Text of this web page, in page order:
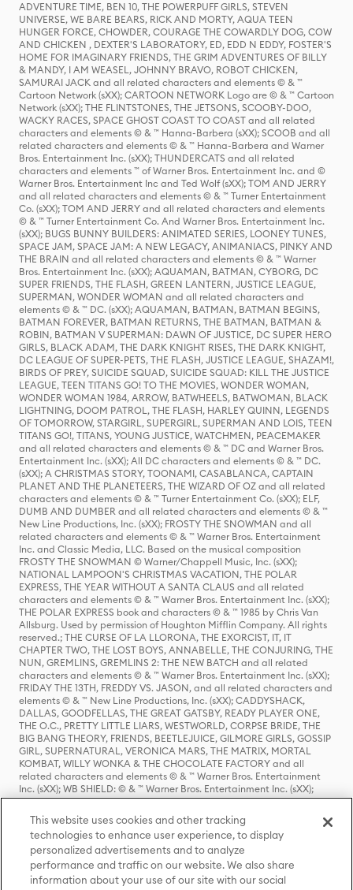
ADVENTURE TIME, BEN 10, THE POWERPUFF GIRLS, STEVEN
UNIVERSE, WE BARE BEARS, RICK AND MORTY, AQUA TEEN
HUNGER FORCE, CHOWDER, COURAGE THE COWARDLY DOG, COW
AND CHICKEN , DEXTER'S LABORATORY, ED, EDD N EDDY, FOSTER'S
HOME FOR IMAGINARY FRIENDS, THE GRIM ADVENTURES OF BILLY
& MANDY, I AM WEASEL, JOHNNY BRAVO, ROBOT CHICKEN,
SAMURAI JACK and all related characters and elements © & ™
Cartoon Network (sXX); CARTOON NETWORK Logo are © & ™ Cartoon
Network (sXX); THE FLINTSTONES, THE JETSONS, SCOOBY-DOO,
WACKY RACES, SPACE GHOST COAST TO COAST and all related
characters and elements © & ™ Hanna-Barbera (sXX); SCOOB and all
related characters and elements © & ™ Hanna-Barbera and Warner
Bros. Entertainment Inc. (sXX); THUNDERCATS and all related
characters and elements ™ of Warner Bros. Entertainment Inc. and ©
Warner Bros. Entertainment Inc and Ted Wolf (sXX); TOM AND JERRY
and all related characters and elements © & ™ Turner Entertainment
Co. (sXX); TOM AND JERRY and all related characters and elements
© & ™ Turner Entertainment Co. And Warner Bros. Entertainment Inc.
(sXX); BUGS BUNNY BUILDERS: ANIMATED SERIES, LOONEY TUNES,
SPACE JAM, SPACE JAM: A NEW LEGACY, ANIMANIACS, PINKY AND
THE BRAIN and all related characters and elements © & ™ Warner
Bros. Entertainment Inc. (sXX); AQUAMAN, BATMAN, CYBORG, DC
SUPER FRIENDS, THE FLASH, GREEN LANTERN, JUSTICE LEAGUE,
SUPERMAN, WONDER WOMAN and all related characters and
elements © & ™ DC. (sXX); AQUAMAN, BATMAN, BATMAN BEGINS,
BATMAN FOREVER, BATMAN RETURNS, THE BATMAN, BATMAN &
ROBIN, BATMAN V SUPERMAN: DAWN OF JUSTICE, DC SUPER HERO
GIRLS, BLACK ADAM, THE DARK KNIGHT RISES, THE DARK KNIGHT,
DC LEAGUE OF SUPER-PETS, THE FLASH, JUSTICE LEAGUE, SHAZAM!,
BIRDS OF PREY, SUICIDE SQUAD, SUICIDE SQUAD: KILL THE JUSTICE
LEAGUE, TEEN TITANS GO! TO THE MOVIES, WONDER WOMAN,
WONDER WOMAN 1984, ARROW, BATWHEELS, BATWOMAN, BLACK
LIGHTNING, DOOM PATROL, THE FLASH, HARLEY QUINN, LEGENDS
OF TOMORROW, STARGIRL, SUPERGIRL, SUPERMAN AND LOIS, TEEN
TITANS GO!, TITANS, YOUNG JUSTICE, WATCHMEN, PEACEMAKER
and all related characters and elements © & ™ DC and Warner Bros.
Entertainment Inc. (sXX); All DC characters and elements © & ™ DC.
(sXX); A CHRISTMAS STORY, TOONAMI, CASABLANCA, CAPTAIN
PLANET AND THE PLANETEERS, THE WIZARD OF OZ and all related
characters and elements © & ™ Turner Entertainment Co. (sXX); ELF,
DUMB AND DUMBER and all related characters and elements © & ™
New Line Productions, Inc. (sXX); FROSTY THE SNOWMAN and all
related characters and elements © & ™ Warner Bros. Entertainment
Inc. and Classic Media, LLC. Based on the musical composition
FROSTY THE SNOWMAN © Warner/Chappell Music, Inc. (sXX);
NATIONAL LAMPOON'S CHRISTMAS VACATION, THE POLAR
EXPRESS, THE YEAR WITHOUT A SANTA CLAUS and all related
characters and elements © & ™ Warner Bros. Entertainment Inc. (sXX);
THE POLAR EXPRESS book and characters © & ™ 1985 by Chris Van
Allsburg. Used by permission of Houghton Mifflin Company. All rights
reserved.; THE CURSE OF LA LLORONA, THE EXORCIST, IT, IT
CHAPTER TWO, THE LOST BOYS, ANNABELLE, THE CONJURING, THE
NUN, GREMLINS, GREMLINS 2: THE NEW BATCH and all related
characters and elements © & ™ Warner Bros. Entertainment Inc. (sXX);
FRIDAY THE 13TH, FREDDY VS. JASON, and all related characters and
elements © & ™ New Line Productions, Inc. (sXX); CADDYSHACK,
DALLAS, GOODFELLAS, THE GREAT GATSBY, READY PLAYER ONE,
THE O.C., PRETTY LITTLE LIARS, WESTWORLD, CORPSE BRIDE, THE
BIG BANG THEORY, FRIENDS, BEETLEJUICE, GILMORE GIRLS, GOSSIP
GIRL, SUPERNATURAL, VERONICA MARS, THE MATRIX, MORTAL
KOMBAT, WILLY WONKA & THE CHOCOLATE FACTORY and all
related characters and elements © & ™ Warner Bros. Entertainment
Inc. (sXX); WB SHIELD: © & ™ Warner Bros. Entertainment Inc. (sXX);
HOUSE OF THE DRAGON, GAME OF THRONES, and all related
characters and elements © & ™ Home Box Office, Inc. (sXX); CHILLING
ADVENTURES OF SABRINA, RIVERDALE © & ™ Warner Bros.
Entertainment Inc. Archie Comics and all related characters and
elements © & ™ Archie Comic Publications, Inc. Used with permission.
(sXX); SEINFELD and all related characters and elements © & ™ Castle
Rock Entertainment. (sXX); TED LASSO © & ™ Warner Bros.
This website uses cookies and other tracking
technologies to enhance user experience, to display
personalized advertisements and to analyze
performance and traffic on our website. We also share
information about your use of our site with our social